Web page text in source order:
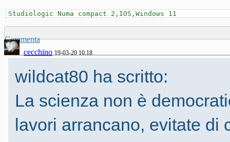
Studiologic Numa compact 2,IOS,Windows 11
Commenta
cecchino 19-03-20 10.18
wildcat80 ha scritto:
La scienza non è
lavori arrancano, evitate di